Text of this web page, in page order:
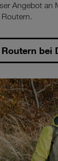
Angebot an
Routern.
bei